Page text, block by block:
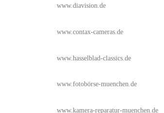
www.diavision.de
www.contax-cameras.de
www.hasselblad-classics.de
www.fotobörse-muenchen.de
www.kamera-reparatur-muenchen.de